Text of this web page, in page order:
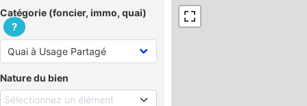
Catégorie (foncier, immo, quai)
?
Nature du bien
Sélectionnez un élément